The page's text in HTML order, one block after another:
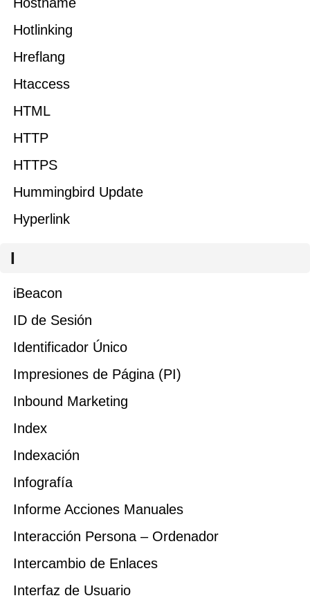
Hotlinking
Hreflang
Htaccess
HTML
HTTP
HTTPS
Hummingbird Update
Hyperlink
I
iBeacon
ID de Sesión
Identificador Único
Impresiones de Página (PI)
Inbound Marketing
Index
Indexación
Infografía
Informe Acciones Manuales
Interacción Persona – Ordenador
Intercambio de Enlaces
Interfaz de Usuario